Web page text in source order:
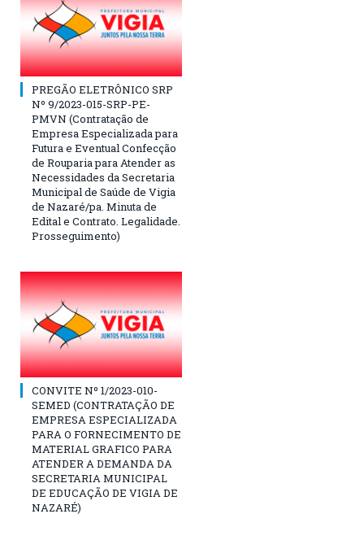
PREGÃO ELETRÔNICO SRP
Nº 9/2023-015-SRP-PE-
PMVN (Contratação de
Empresa Especializada para
Futura e Eventual Confecção
de Rouparia para Atender as
Necessidades da Secretaria
Municipal de Saúde de Vigia
de Nazaré/pa. Minuta de
Edital e Contrato. Legalidade.
Prosseguimento)
CONVITE Nº 1/2023-010-
SEMED (CONTRATAÇÃO DE
EMPRESA ESPECIALIZADA
PARA O FORNECIMENTO DE
MATERIAL GRAFICO PARA
ATENDER A DEMANDA DA
SECRETARIA MUNICIPAL
DE EDUCAÇÃO DE VIGIA DE
NAZARÉ)